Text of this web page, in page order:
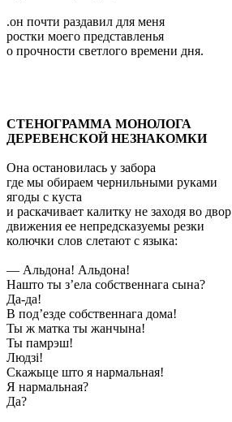
.он почти раздавил для меня
ростки моего представленья
о прочности светлого времени дня.
СТЕНОГРАММА МОНОЛОГА
ДЕРЕВЕНСКОЙ НЕЗНАКОМКИ
Она остановилась у забора
где мы обираем чернильными руками
ягоды с куста
и раскачивает калитку не заходя во двор
движения ее непредсказуемы резки
колючки слов слетают с языка:
— Альдона! Альдона!
Нашто ты з’ела собственнага сына?
Да-да!
В под’езде собственнага дома!
Ты ж матка ты жанчына!
Ты памрэш!
Людзі!
Скажыце што я нармальная!
Я нармальная?
Да?